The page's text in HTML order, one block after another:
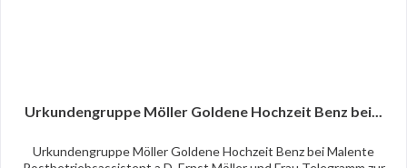
Urkundengruppe Möller Goldene Hochzeit Benz bei...
Urkundengruppe Möller Goldene Hochzeit Benz bei Malente